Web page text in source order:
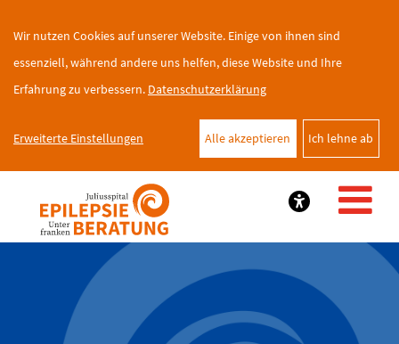
Wir nutzen Cookies auf unserer Website. Einige von ihnen sind
essenziell, während andere uns helfen, diese Website und Ihre
Erfahrung zu verbessern. Datenschutzerklärung
Erweiterte Einstellungen Ich lehne ab
Alle akzeptieren